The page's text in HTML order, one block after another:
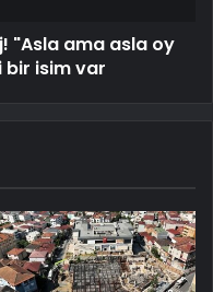
"Asla ama asla oy
bir isim var